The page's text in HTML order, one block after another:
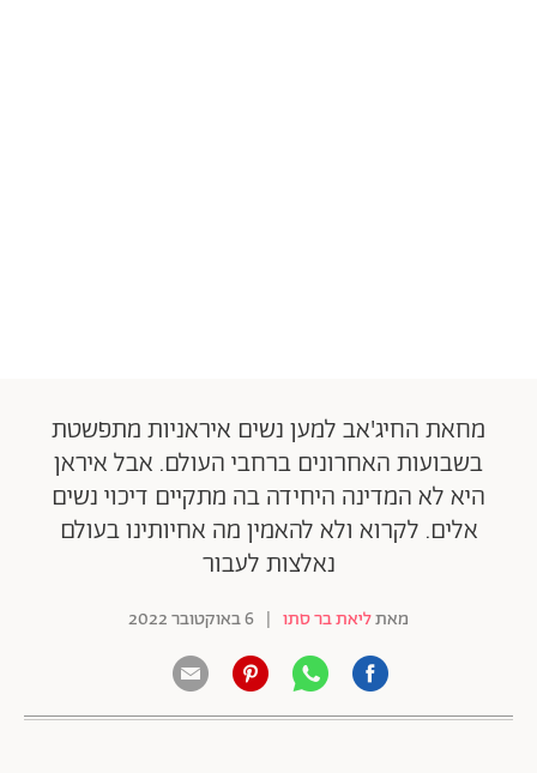
מחאת החיג'אב למען נשים איראניות מתפשטת
בשבועות האחרונים ברחבי העולם. אבל איראן
היא לא המדינה היחידה בה מתקיים דיכוי נשים
אלים. לקרוא ולא להאמין מה אחיותינו בעולם
נאלצות לעבור
מאתליאת בר סתו | 6 באוקטובר 2022